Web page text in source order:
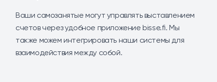
Ваши самозанятые могут управлять выставлением
счетов через удобное приложение bisse.fi. Мы
также можем интегрировать наши системы для
взаимодействия между собой.